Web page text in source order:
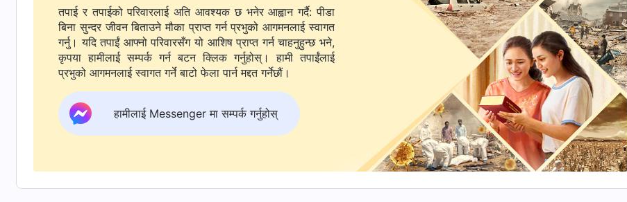
तपाई र तपाईको परिवारलाई अति आवश्यक छ भनेर आह्वान गर्दै: पीडा
बिना सुन्दर जीवन बिताउने मौका प्राप्त गर्न प्रभुको आगमनलाई स्वागत
गर्नु। यदि तपाईं आफ्नो परिवारसँग यो आशिष प्राप्त गर्न चाहनुहुन्छ भने,
कृपया हामीलाई सम्पर्क गर्न बटन क्लिक गर्नुहोस्। हामी तपाईंलाई
प्रभुको आगमनलाई स्वागत गर्ने बाटो फेला पार्न मद्दत गर्नेछौं।
हामीलाई Messenger मा सम्पर्क गर्नुहोस्